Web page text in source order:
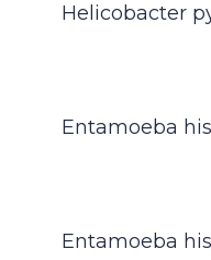
Helicobacter
Entamoeba
Entamoeba